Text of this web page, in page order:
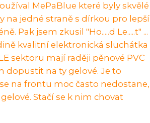
MePaBlue které byly skvělé
na jedné straně s dírkou pro lepší
Pak jsem zkusil "Ho.....d Le.....t" ...
kvalitní elektronická sluchátka
sektoru mají raději pěnové PVC
dopustit na ty gelové. Je to
na frontu moc často nedostane,
Stačí se k nim chovat